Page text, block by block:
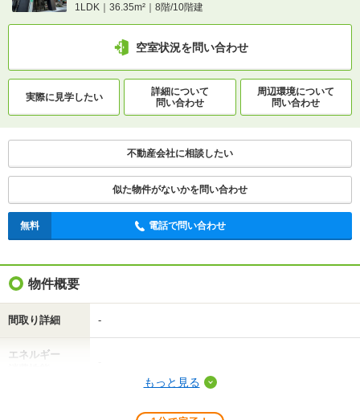
1LDK｜36.35m²｜8階/10階建
空室状況を問い合わせ
実際に見学したい
詳細について
問い合わせ
周辺環境について
問い合わせ
不動産会社に相談したい
似た物件がないかを問い合わせ
無料 電話で問い合わせ
物件概要
間取り詳細 -
エネルギー
もっと見る